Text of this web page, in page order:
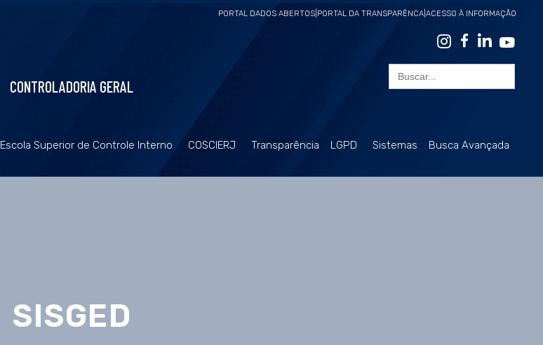
PORTAL DADOS ABERTOS PORTAL DA TRANSPARÊNCA ACESSO À INFORMAÇÃO
CONTROLADORIA GERAL
Search
for:
Escola Superior de Controle Interno COSCIERJ Transparência LGPD Sistemas Busca Avançada
SISGED